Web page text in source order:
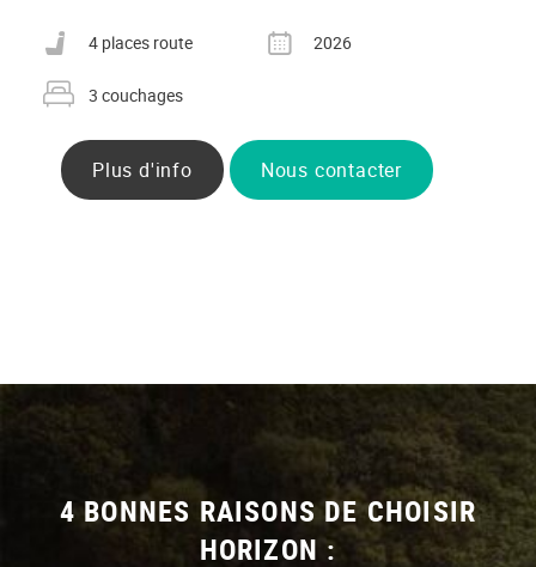
Nombre de places carte grise
4 places route
Année
2026
Nombre de couchages
3 couchages
Plus d'info Nous contacter
4 BONNES RAISONS DE CHOISIR
HORIZON :